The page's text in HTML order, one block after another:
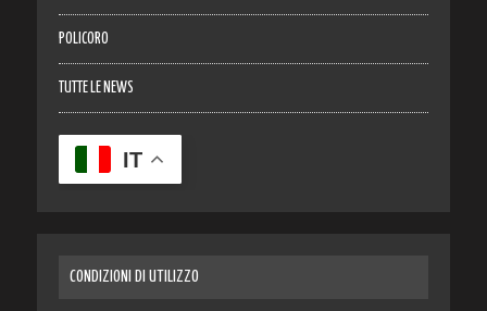
POLICORO
TUTTE LE NEWS
IT
CONDIZIONI DI UTILIZZO